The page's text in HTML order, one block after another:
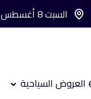
السبت 8 أغسطس 2026
العروض السياحية